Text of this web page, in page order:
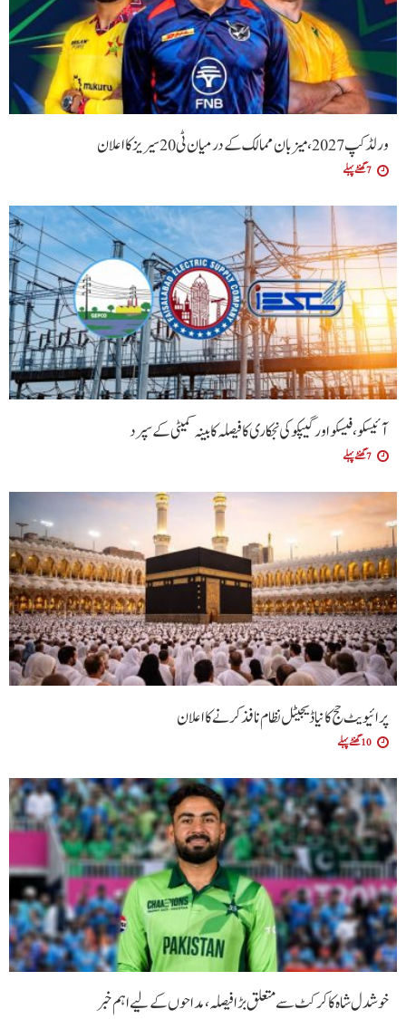
ورلڈ کپ 2027، میزبان ممالک کے درمیان ٹی20 سیریز کا اعلان
7 گھنٹے پہلے
آئیسکو، فیسکو اور گیپکو کی نجکاری کا فیصلہ کابینہ کمیٹی کے سپرد
7 گھنٹے پہلے
پرائیویٹ حج کا نیا ڈیجیٹل نظام نافذ کرنے کا اعلان
10 گھنٹے پہلے
خوشدل شاہ کا کرکٹ سے متعلق بڑا فیصلہ، مداحوں کے لیے اہم خبر